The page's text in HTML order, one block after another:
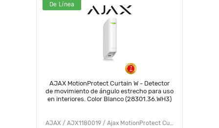
De Línea
AJAX MotionProtect Curtain W - Detector
de movimiento de ángulo estrecho para uso
en interiores. Color Blanco (28301.36.WH3)
AJAX / AJX1180019 / Ajax MotionProtect Curtain (9NA)